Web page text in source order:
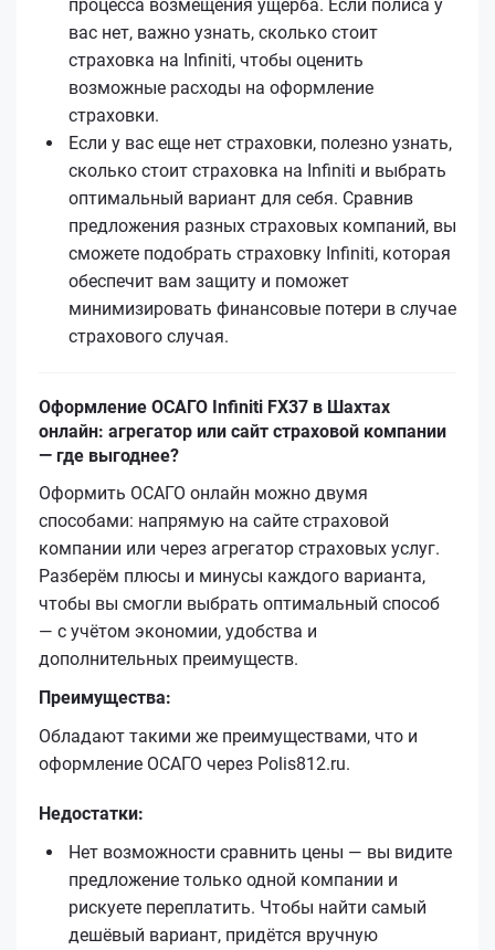
процесса возмещения ущерба. Если полиса у
вас нет, важно узнать, сколько стоит
страховка на Infiniti, чтобы оценить
возможные расходы на оформление
страховки.
Если у вас еще нет страховки, полезно узнать,
сколько стоит страховка на Infiniti и выбрать
оптимальный вариант для себя. Сравнив
предложения разных страховых компаний, вы
сможете подобрать страховку Infiniti, которая
обеспечит вам защиту и поможет
минимизировать финансовые потери в случае
страхового случая.
Оформление ОСАГО Infiniti FX37 в Шахтах
онлайн: агрегатор или сайт страховой компании
— где выгоднее?
Оформить ОСАГО онлайн можно двумя
способами: напрямую на сайте страховой
компании или через агрегатор страховых услуг.
Разберём плюсы и минусы каждого варианта,
чтобы вы смогли выбрать оптимальный способ
— с учётом экономии, удобства и
дополнительных преимуществ.
Преимущества:
Обладают такими же преимуществами, что и
оформление ОСАГО через Polis812.ru.
Недостатки:
Нет возможности сравнить цены — вы видите
предложение только одной компании и
рискуете переплатить. Чтобы найти самый
дешёвый вариант, придётся вручную